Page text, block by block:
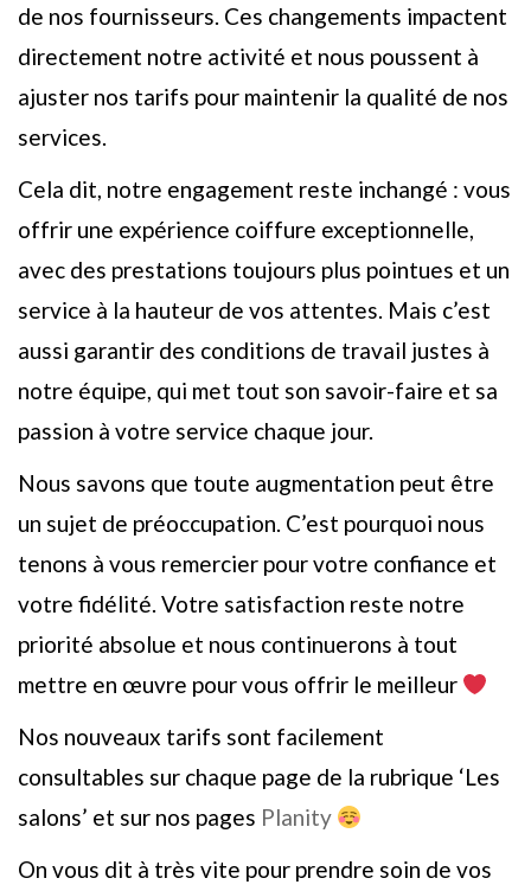
de nos fournisseurs. Ces changements impactent
directement notre activité et nous poussent à
ajuster nos tarifs pour maintenir la qualité de nos
services.
Cela dit, notre engagement reste inchangé : vous
offrir une expérience coiffure exceptionnelle,
avec des prestations toujours plus pointues et un
service à la hauteur de vos attentes. Mais c’est
aussi garantir des conditions de travail justes à
notre équipe, qui met tout son savoir-faire et sa
passion à votre service chaque jour.
Nous savons que toute augmentation peut être
un sujet de préoccupation. C’est pourquoi nous
tenons à vous remercier pour votre confiance et
votre fidélité. Votre satisfaction reste notre
priorité absolue et nous continuerons à tout
mettre en œuvre pour vous offrir le meilleur
Nos nouveaux tarifs sont facilement
consultables sur chaque page de la rubrique ‘Les
salons’ et sur nos pages Planity
On vous dit à très vite pour prendre soin de vos